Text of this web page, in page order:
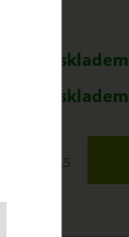
skladem
skladem
ks